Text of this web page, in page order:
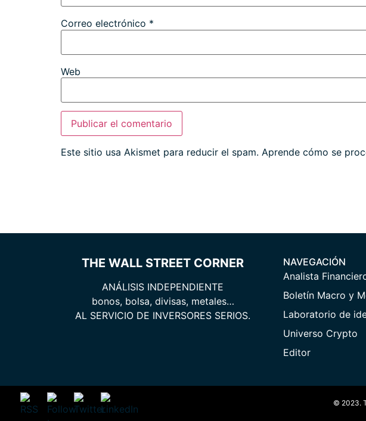
Correo electrónico *
Web
Este sitio usa Akismet para reducir el spam. Aprende cómo se
THE WALL STREET CORNER
ANÁLISIS INDEPENDIENTE
bonos, bolsa, divisas, metales…
AL SERVICIO DE INVERSORES SERIOS.
NAVEGACIÓN
Analista
Boletín Macro y
Laboratorio de
Universo Crypto
Editor
© 2023.